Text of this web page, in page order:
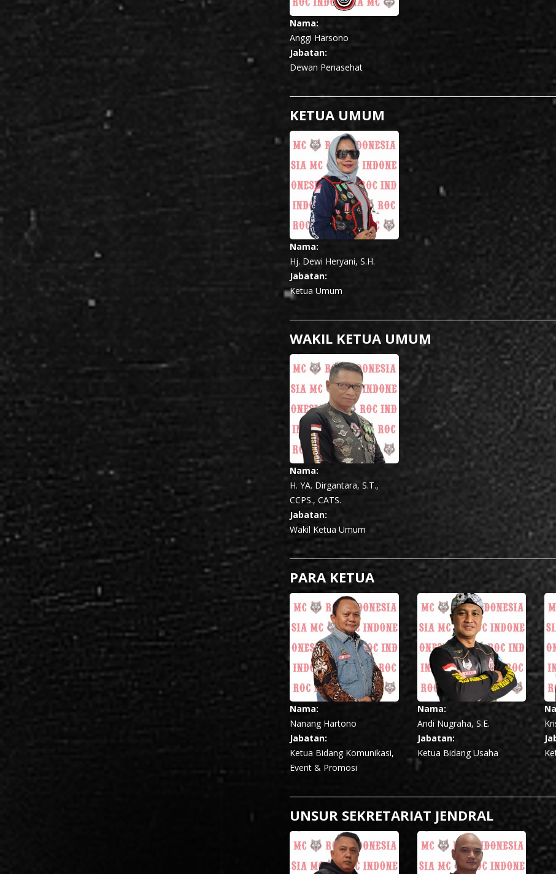
Nama:
Anggi Harsono
Jabatan:
Dewan Penasehat
KETUA UMUM
Nama:
Hj. Dewi Heryani, S.H.
Jabatan:
Ketua Umum
WAKIL KETUA UMUM
Nama:
H. YA. Dirgantara, S.T.,
CCPS., CATS.
Jabatan:
Wakil Ketua Umum
PARA KETUA
Nama:
Nanang Hartono
Jabatan:
Ketua Bidang Komunikasi,
Event & Promosi
Nama:
Andi Nugraha, S.E.
Jabatan:
Ketua Bidang Usaha
UNSUR SEKRETARIAT JENDRAL